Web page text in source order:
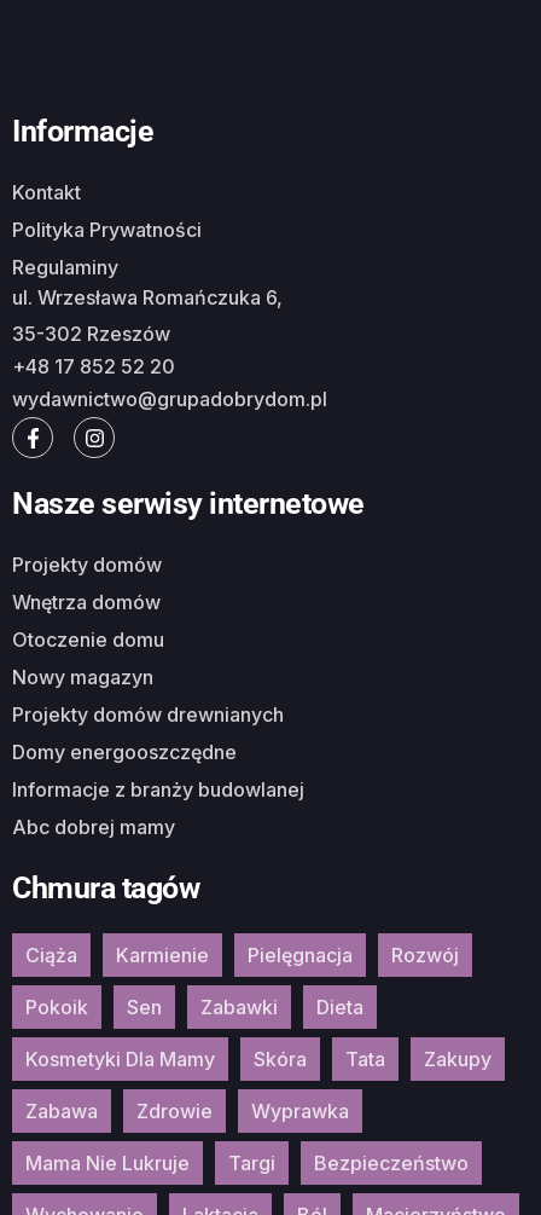
Informacje
Kontakt
Polityka Prywatności
Regulaminy
ul. Wrzesława Romańczuka 6,
35-302 Rzeszów
+48 17 852 52 20
wydawnictwo@grupadobrydom.pl
Nasze serwisy internetowe
Projekty domów
Wnętrza domów
Otoczenie domu
Nowy magazyn
Projekty domów drewnianych
Domy energooszczędne
Informacje z branży budowlanej
Abc dobrej mamy
Chmura tagów
Ciąża Karmienie Pielęgnacja Rozwój
Pokoik Sen Zabawki Dieta
Kosmetyki Dla Mamy Skóra Tata Zakupy
Zabawa Zdrowie Wyprawka
Mama Nie Lukruje Targi Bezpieczeństwo